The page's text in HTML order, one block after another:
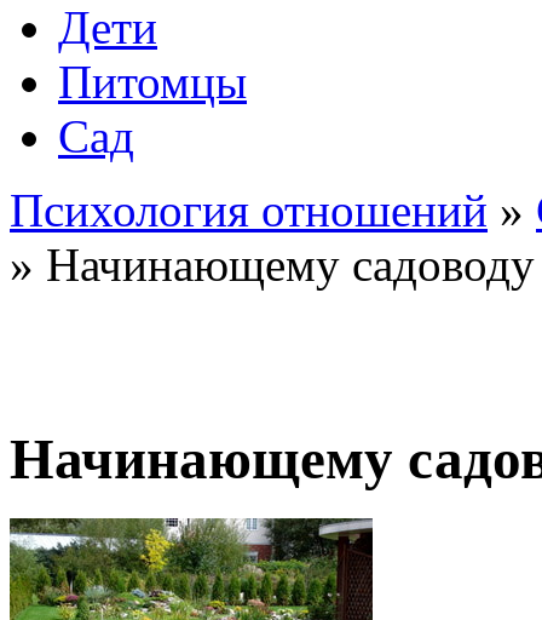
Дети
Питомцы
Сад
Психология отношений »
» Начинающему садоводу
Начинающему